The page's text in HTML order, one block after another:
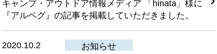
キャンプ・アウトドア情報メディア 「hinata」様に
『アルペグ』の記事を掲載していただきました。
2020.10.2
お知らせ